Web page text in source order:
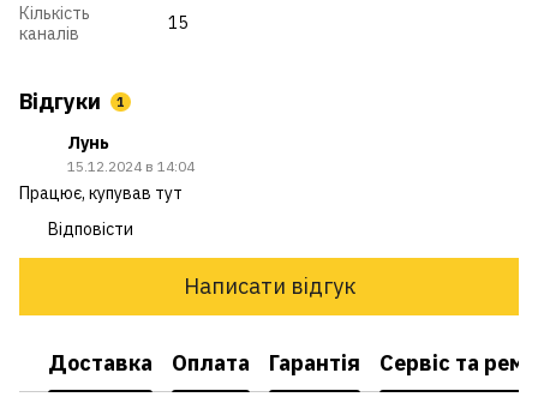
Кількість
каналів
15
Відгуки 1
Лунь
15.12.2024 в 14:04
Працює, купував тут
Відповісти
Написати відгук
Доставка Оплата Гарантія Сервіс та